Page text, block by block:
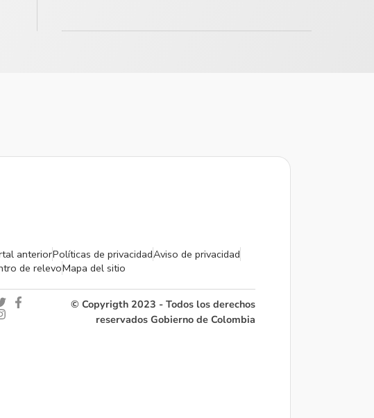
anteriorPolíticas de privacidadAviso de privacidad
de relevoMapa del sitio
© Copyrigth 2023 - Todos los derechos
reservados Gobierno de Colombia